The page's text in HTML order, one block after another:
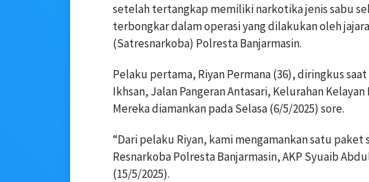
setelah tertangkap memiliki narkotika jenis sabu
terbongkar dalam operasi yang dilakukan oleh
(Satresnarkoba) Polresta Banjarmasin.
Pelaku pertama, Riyan Permana (36), diringkus
Ikhsan, Jalan Pangeran Antasari, Kelurahan
Mereka diamankan pada Selasa (6/5/2025) sore.
“Dari pelaku Riyan, kami mengamankan satu paket
Resnarkoba Polresta Banjarmasin, AKP Syuaib
(15/5/2025).